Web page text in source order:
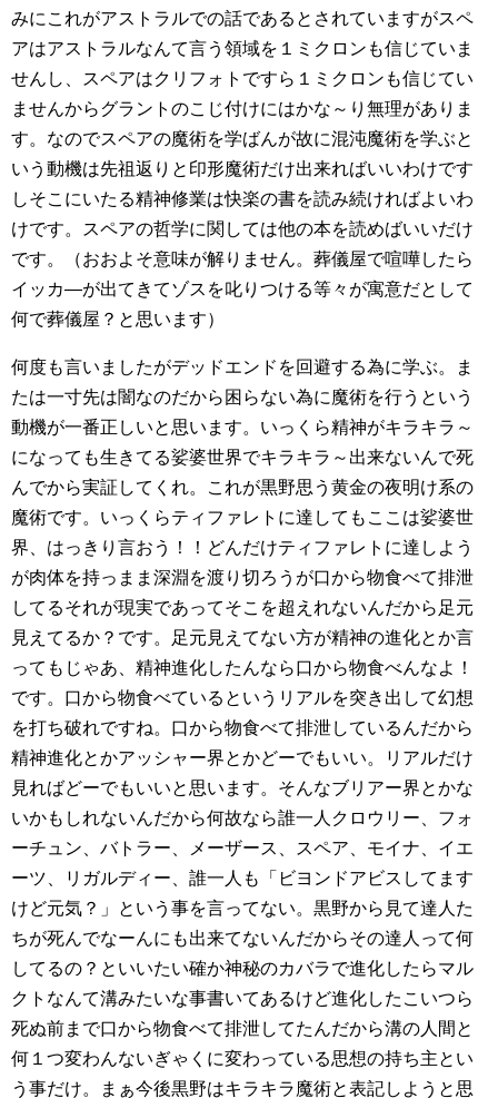
みにこれがアストラルでの話であるとされていますがスペ
アはアストラルなんて言う領域を１ミクロンも信じていま
せんし、スペアはクリフォトですら１ミクロンも信じてい
ませんからグラントのこじ付けにはかな～り無理がありま
す。なのでスペアの魔術を学ばんが故に混沌魔術を学ぶと
いう動機は先祖返りと印形魔術だけ出来ればいいわけです
しそこにいたる精神修業は快楽の書を読み続ければよいわ
けです。スペアの哲学に関しては他の本を読めばいいだけ
です。（おおよそ意味が解りません。葬儀屋で喧嘩したら
イッカ―が出てきてゾスを叱りつける等々が寓意だとして
何で葬儀屋？と思います）
何度も言いましたがデッドエンドを回避する為に学ぶ。ま
たは一寸先は闇なのだから困らない為に魔術を行うという
動機が一番正しいと思います。いっくら精神がキラキラ～
になっても生きてる娑婆世界でキラキラ～出来ないんで死
んでから実証してくれ。これが黒野思う黄金の夜明け系の
魔術です。いっくらティファレトに達してもここは娑婆世
界、はっきり言おう！！どんだけティファレトに達しよう
が肉体を持っまま深淵を渡り切ろうが口から物食べて排泄
してるそれが現実であってそこを超えれないんだから足元
見えてるか？です。足元見えてない方が精神の進化とか言
ってもじゃあ、精神進化したんなら口から物食べんなよ！
です。口から物食べているというリアルを突き出して幻想
を打ち破れですね。口から物食べて排泄しているんだから
精神進化とかアッシャー界とかどーでもいい。リアルだけ
見ればどーでもいいと思います。そんなブリアー界とかな
いかもしれないんだから何故なら誰一人クロウリー、フォ
ーチュン、バトラー、メーザース、スペア、モイナ、イエ
ーツ、リガルディー、誰一人も「ビヨンドアビスしてます
けど元気？」という事を言ってない。黒野から見て達人た
ちが死んでなーんにも出来てないんだからその達人って何
してるの？といいたい確か神秘のカバラで進化したらマル
クトなんて溝みたいな事書いてあるけど進化したこいつら
死ぬ前まで口から物食べて排泄してたんだから溝の人間と
何１つ変わんないぎゃくに変わっている思想の持ち主とい
う事だけ。まぁ今後黒野はキラキラ魔術と表記しようと思